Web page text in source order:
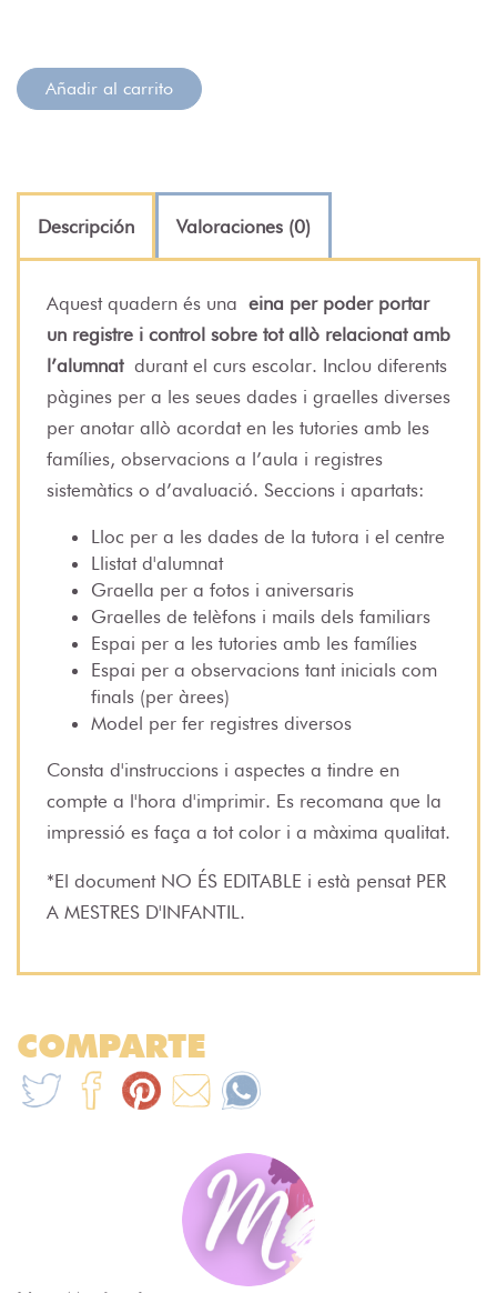
Añadir al carrito
Descripción Valoraciones (0)
Aquest quadern és una eina per poder portar
un registre i control sobre tot allò relacionat amb
l’alumnatdurant el curs escolar. Inclou diferents
pàgines per a les seues dades i graelles diverses
per anotar allò acordat en les tutories amb les
famílies, observacions a l’aula i registres
sistemàtics o d’avaluació. Seccions i apartats:
Lloc per a les dades de la tutora i el centre
Llistat d'alumnat
Graella per a fotos i aniversaris
Graelles de telèfons i mails dels familiars
Espai per a les tutories amb les famílies
Espai per a observacions tant inicials com
finals (per àrees)
Model per fer registres diversos
Consta d'instruccions i aspectes a tindre en
compte a l'hora d'imprimir. Es recomana que la
impressió es faça a tot color i a màxima qualitat.
*El document NO ÉS EDITABLE i està pensat PER
A MESTRES D'INFANTIL.
COMPARTE